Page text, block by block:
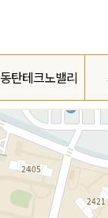
동탄테크노밸리